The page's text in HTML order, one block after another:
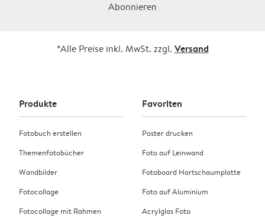
Abonnieren
*Alle Preise inkl. MwSt. zzgl. Versand
Produkte
Fotobuch erstellen
Themenfotobücher
Wandbilder
Fotocollage
Fotocollage mit Rahmen
Favoriten
Poster drucken
Foto auf Leinwand
Fotoboard Hartschaumplatte
Foto auf Aluminium
Acrylglas Foto